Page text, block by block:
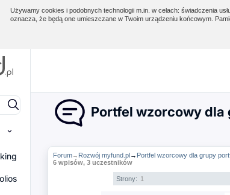
Używamy cookies i podobnych technologii m.in. w celach: świadczenia
oznacza, że będą one umieszczane w Twoim urządzeniu końcowym.
Portfel wzorcowy
Forum→ Rozwój myfund.pl→ Portfel wzorcowy dla grupy
6 wpisów, 3 uczestników
Strony: 1